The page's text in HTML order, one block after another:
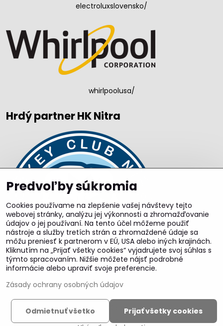
electroluxslovensko/
whirlpoolusa/
Hrdý partner HK Nitra
©2026
Copyright
Zásady ochrany osobných údajov
Predvoľby súkromia
Cookies používame na zlepšenie vašej návštevy tejto
webovej stránky, analýzu jej výkonnosti a zhromažďovanie
údajov o jej používaní. Na tento účel môžeme použiť
nástroje a služby tretích strán a zhromaždené údaje sa
môžu preniesť k partnerom v EÚ, USA alebo iných krajinách.
Kliknutím na „Prijať všetky cookies“ vyjadrujete svoj súhlas s
týmto spracovaním. Nižšie môžete nájsť podrobné
informácie alebo upraviť svoje preferencie.
Zásady ochrany osobných údajov
Prijať všetky cookies
Odmietnuť všetko